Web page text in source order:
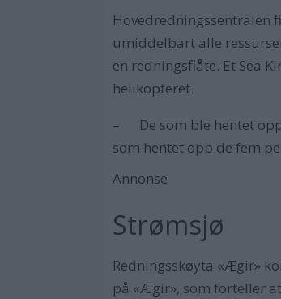
Hovedredningssentralen
umiddelbart alle
en redningsflåte. Et Sea
helikopteret.
– De som ble hentet opp
som hentet opp de fem
Annonse
Strømsjø
Redningsskøyta «Ægir»
på «Ægir», som forteller